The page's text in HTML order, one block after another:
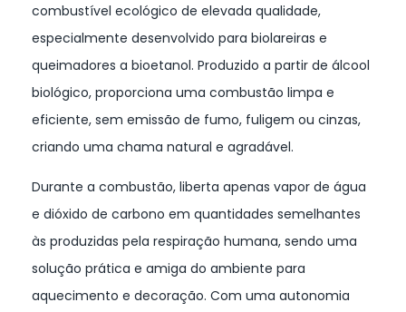
combustível ecológico de elevada qualidade,
especialmente desenvolvido para biolareiras e
queimadores a bioetanol. Produzido a partir de álcool
biológico, proporciona uma combustão limpa e
eficiente, sem emissão de fumo, fuligem ou cinzas,
criando uma chama natural e agradável.
Durante a combustão, liberta apenas vapor de água
e dióxido de carbono em quantidades semelhantes
às produzidas pela respiração humana, sendo uma
solução prática e amiga do ambiente para
aquecimento e decoração. Com uma autonomia